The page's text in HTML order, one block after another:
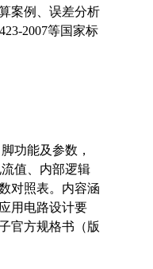
案例、误差分析
2007等国家标
功能及参数，
值、内部逻辑
对照表。内容涵
用电路设计要
官方规格书（版